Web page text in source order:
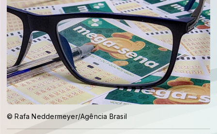
© Rafa Neddermeyer/Agência Brasil